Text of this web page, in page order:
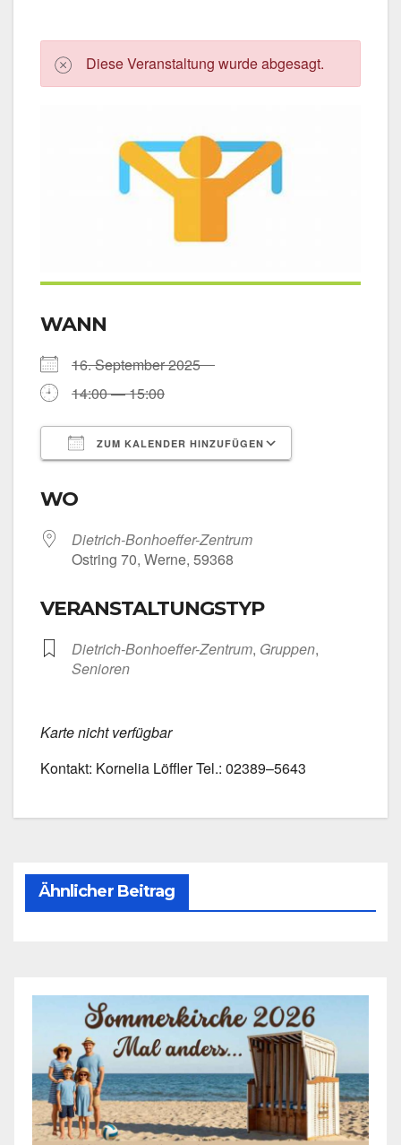
Die­se Ver­an­stal­tung wur­de abge­sagt.
WANN
16. Sep­tem­ber 2025
14:00 — 15:00
ZUM KALENDER HINZUFÜGEN
WO
Dietrich-Bonhoeffer-Zentrum
Ost­ring 70, Wer­ne, 59368
VERANSTALTUNGSTYP
Dietrich-Bonhoeffer-Zentrum, Grup­pen,
Senio­ren
Kar­te nicht ver­füg­bar
Kon­takt: Kor­ne­lia Löff­ler Tel.: 02389–5643
Ähnlicher Beitrag